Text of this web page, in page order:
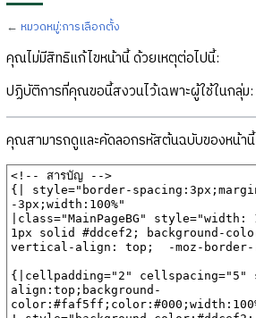
← หมวดหมู่:การเลือกตั้ง
คุณไม่มีสิทธิแก้ไขหน้านี้ ด้วยเหตุต่อไปนี้:
ปฏิบัติการที่คุณขอนี้สงวนไว้เฉพาะผู้ใช้ในกลุ่ม:
คุณสามารถดูและคัดลอกรหัสต้นฉบับของหน้านี้